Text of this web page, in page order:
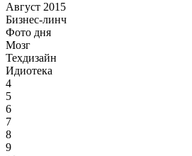
Август 2015
Бизнес-линч
Фото дня
Мозг
Техдизайн
Идиотека
4
5
6
7
8
9